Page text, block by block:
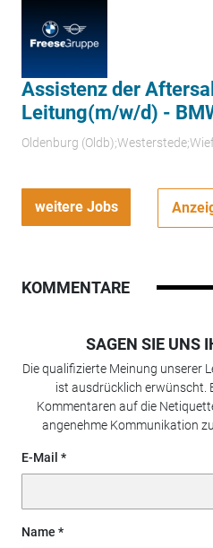
Assistenz der
Leitung(m/w/d) -
Oldenburg
weitere Jobs
KOMMENTARE
SAGEN SIE UNS
Die qualifizierte Meinung unserer
ist ausdrücklich erwünscht.
Kommentaren auf die
angenehme Kommunikation
E-Mail
Name